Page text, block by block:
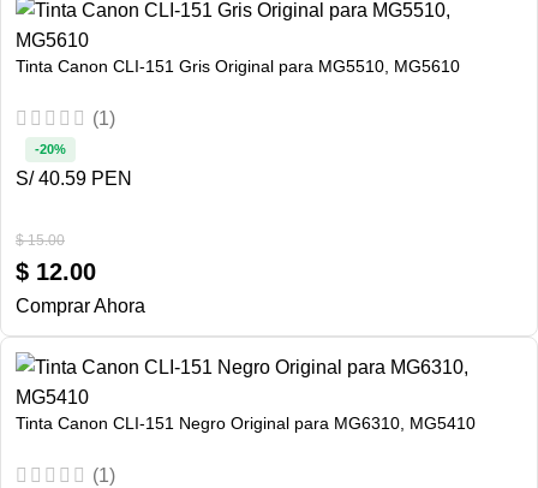
Tinta Canon CLI-151 Gris Original para MG5510, MG5610
(1)
$15.00
$ 12.00
-20%
S/ 40.59 PEN
Comprar Ahora
Tinta Canon CLI-151 Negro Original para MG6310, MG5410
(1)